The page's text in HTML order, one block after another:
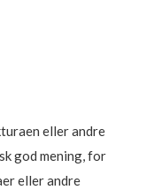
eller andre
god mening, for
eller andre